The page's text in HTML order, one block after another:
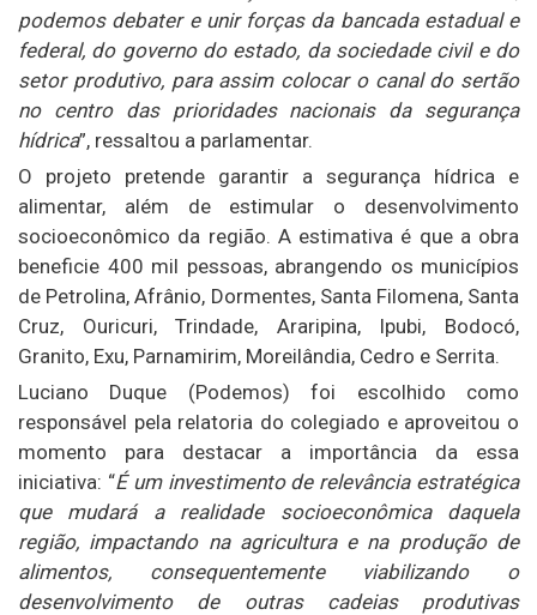
podemos debater e unir forças da bancada estadual e
federal, do governo do estado, da sociedade civil e do
setor produtivo, para assim colocar o canal do sertão
no centro das prioridades nacionais da segurança
hídrica”, ressaltou a parlamentar.
O projeto pretende garantir a segurança hídrica e
alimentar, além de estimular o desenvolvimento
socioeconômico da região. A estimativa é que a obra
beneficie 400 mil pessoas, abrangendo os municípios
de Petrolina, Afrânio, Dormentes, Santa Filomena, Santa
Cruz, Ouricuri, Trindade, Araripina, Ipubi, Bodocó,
Granito, Exu, Parnamirim, Moreilândia, Cedro e Serrita.
Luciano Duque (Podemos) foi escolhido como
responsável pela relatoria do colegiado e aproveitou o
momento para destacar a importância da essa
iniciativa: “É um investimento de relevância estratégica
que mudará a realidade socioeconômica daquela
região, impactando na agricultura e na produção de
alimentos, consequentemente viabilizando o
desenvolvimento de outras cadeias produtivas